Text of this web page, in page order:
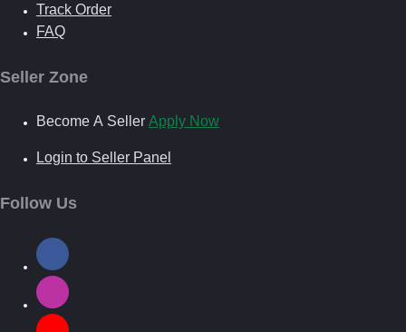
Track Order
FAQ
Seller Zone
Become A Seller Apply Now
Login to Seller Panel
Follow Us